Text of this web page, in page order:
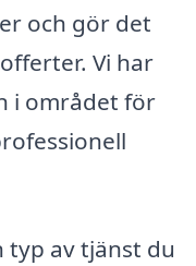
och gör det
Vi har
i området för
typ av tjänst du